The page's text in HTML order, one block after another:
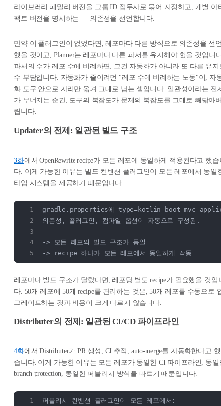
라이브러리 패밀리 버전을 그룹 ID 접두사로 묶어 지정하고, 개별 아
팩트 버전을 명시하는 — 의존성을 선언합니다.
만약 이 플러그인이 없었다면, 레포마다 다른 방식으로 의존성을 선
했을 것이고, Planner는 레포마다 다른 파서를 유지해야 했을 것입니
파서의 수가 레포 수에 비례하면, 그건 자동화가 아니라 또 다른 유지
수 부담입니다. 자동화가 줄이려던 "레포 수에 비례하는 노동"이, 자
화 도구 안으로 자리만 옮겨 그대로 남는 셈입니다. 일관성이라는 전
가 무너지는 순간, 도구의 복잡도가 문제의 복잡도를 그대로 빼닮아
립니다.
Updater의 전제: 일관된 빌드 구조
3화에서 OpenRewrite recipe가 모든 레포에 동일하게 적용된다고 했습
다. 이게 가능한 이유는 빌드 컨벤션 플러그인이 모든 레포에서 동일
타입 시스템을 제공하기 때문입니다.
gradle.properties에 type=kotlin-boot-mvc-
의존성, 플러그인, 컴파일 옵션이 자동으로 구성됨.
-> 모든 레포의 빌드 구조가 동일
-> recipe 하나가 모든 레포에서 동일하게 작동
레포마다 빌드 구조가 달랐다면, 레포당 별도 recipe가 필요했을 것입
다. 50개 레포에 50개 recipe를 관리하는 것은, 50개 레포를 수동으로
그레이드하는 것과 비용이 크게 다르지 않습니다.
Distributer의 전제: 일관된 CI/CD 파이프라인
4화에서 Distributer가 PR 생성, CI 추적, auto-merge를 자동화한다고 했
습니다. 이게 가능한 이유는 모든 레포가 동일한 CI 파이프라인, 동일
branch protection, 동일한 퍼블리시 방식을 따르기 때문입니다.
퍼블리시 컨벤션 플러그인이 모든 레포에서: